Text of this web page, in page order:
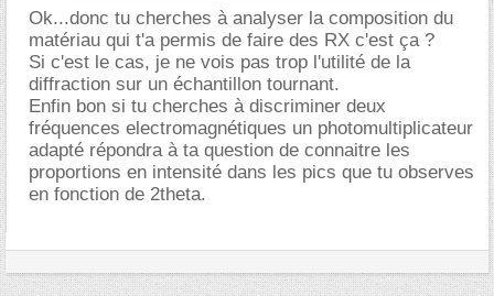
Ok...donc tu cherches à analyser la composition du
matériau qui t'a permis de faire des RX c'est ça ?
Si c'est le cas, je ne vois pas trop l'utilité de la
diffraction sur un échantillon tournant.
Enfin bon si tu cherches à discriminer deux
fréquences electromagnétiques un photomultiplicateur
adapté répondra à ta question de connaitre les
proportions en intensité dans les pics que tu observes
en fonction de 2theta.